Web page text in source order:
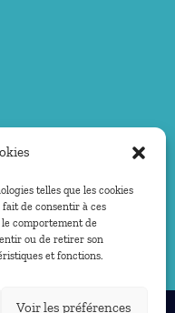
telles que les cookies
de consentir à ces
comportement de
ou de retirer son
et fonctions.
Voir les préférences